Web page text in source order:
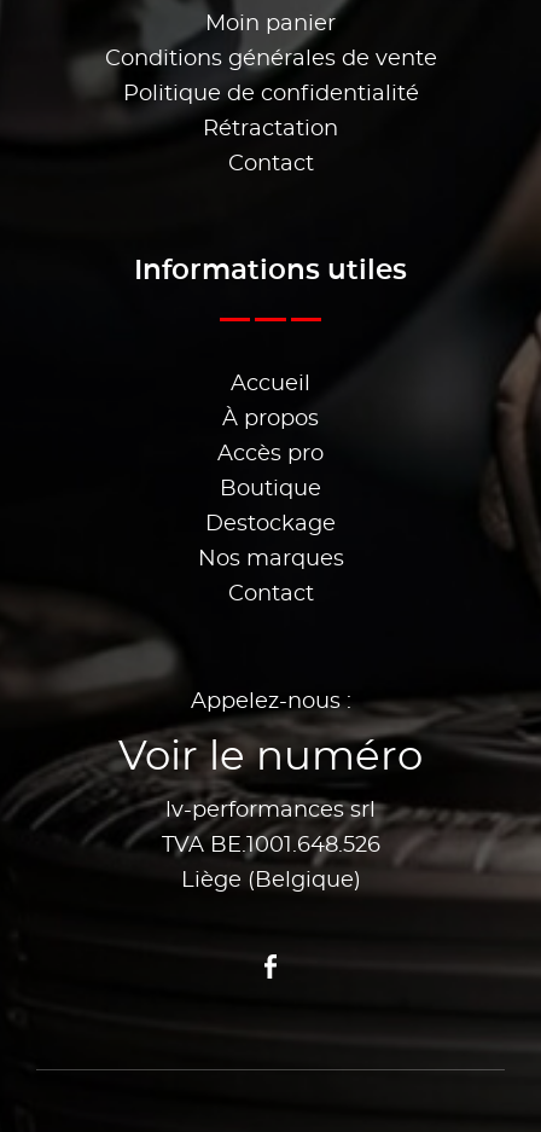
Moin panier
Conditions générales de vente
Politique de confidentialité
Rétractation
Contact
Informations utiles
Accueil
À propos
Accès pro
Boutique
Destockage
Nos marques
Contact
Appelez-nous :
Voir le numéro
lv-performances srl
TVA BE.1001.648.526
Liège (Belgique)